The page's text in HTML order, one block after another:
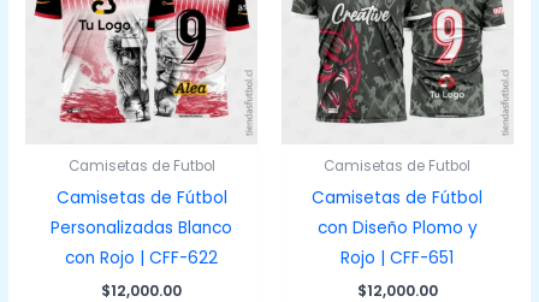
Camisetas de Futbol
Camisetas de Fútbol
Personalizadas Blanco
con Rojo | CFF-622
$12,000.00
Camisetas de Futbol
Camisetas de Fútbol
con Diseño Plomo y
Rojo | CFF-651
$12,000.00